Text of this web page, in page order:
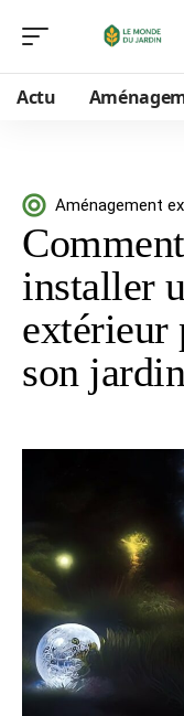
Actu
Aménagement
installer
extérieur
son jardin